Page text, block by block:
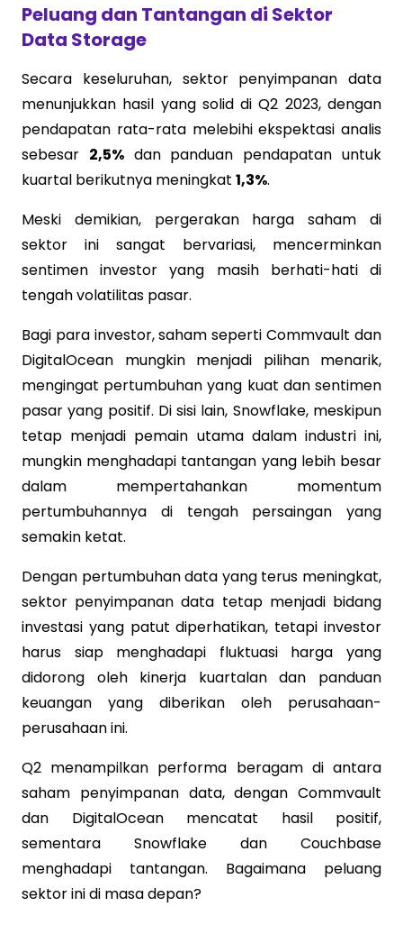
Peluang dan Tantangan di Sektor
Data Storage
Secara keseluruhan, sektor penyimpanan data
menunjukkan hasil yang solid di Q2 2023, dengan
pendapatan rata-rata melebihi ekspektasi analis
sebesar 2,5%dan panduan pendapatan untuk
kuartal berikutnya meningkat 1,3%.
Meski demikian, pergerakan harga saham di
sektor ini sangat bervariasi, mencerminkan
sentimen investor yang masih berhati-hati di
tengah volatilitas pasar.
Bagi para investor, saham seperti Commvault dan
DigitalOcean mungkin menjadi pilihan menarik,
mengingat pertumbuhan yang kuat dan sentimen
pasar yang positif. Di sisi lain, Snowflake, meskipun
tetap menjadi pemain utama dalam industri ini,
mungkin menghadapi tantangan yang lebih besar
dalam mempertahankan momentum
pertumbuhannya di tengah persaingan yang
semakin ketat.
Dengan pertumbuhan data yang terus meningkat,
sektor penyimpanan data tetap menjadi bidang
investasi yang patut diperhatikan, tetapi investor
harus siap menghadapi fluktuasi harga yang
didorong oleh kinerja kuartalan dan panduan
keuangan yang diberikan oleh perusahaan-
perusahaan ini.
Q2 menampilkan performa beragam di antara
saham penyimpanan data, dengan Commvault
dan DigitalOcean mencatat hasil positif,
sementara Snowflake dan Couchbase
menghadapi tantangan. Bagaimana peluang
sektor ini di masa depan?